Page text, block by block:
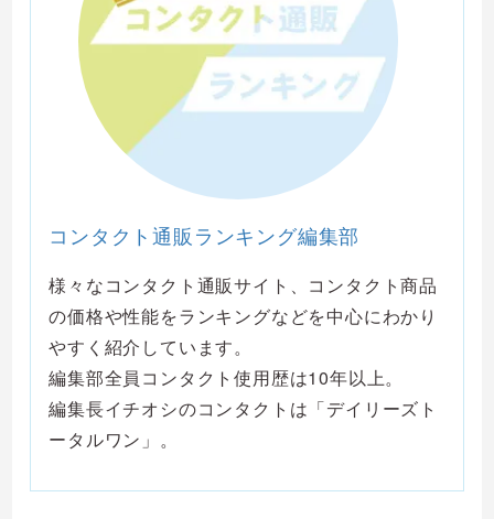
コンタクト通販ランキング編集部
様々なコンタクト通販サイト、コンタクト商品
の価格や性能をランキングなどを中心にわかり
やすく紹介しています。
編集部全員コンタクト使用歴は10年以上。
編集長イチオシのコンタクトは「デイリーズト
ータルワン」。